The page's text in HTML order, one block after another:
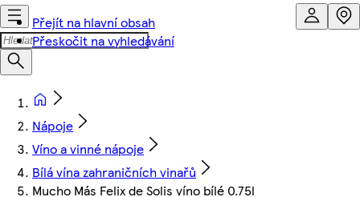
Přejít na hlavní obsah
Přeskočit na vyhledávání
Nápoje
Víno a vinné nápoje
Bílá vína zahraničních vinařů
Mucho Más Felix de Solis víno bílé 0.75l